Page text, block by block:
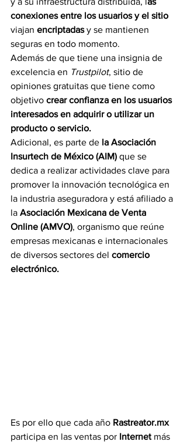
conexiones entre los usuarios y el sitio
viajan encriptadas y se mantienen
seguras en todo momento.
Además de que tiene una insignia de
excelencia en Trustpilot, sitio de
opiniones gratuitas que tiene como
objetivo crear confianza en los usuarios
interesados en adquirir o utilizar un
producto o servicio.
Adicional, es parte de la Asociación
Insurtech de México (AIM) que se
dedica a realizar actividades clave para
promover la innovación tecnológica en
la industria aseguradora y está afiliado a
la Asociación Mexicana de Venta
Online (AMVO), organismo que reúne
empresas mexicanas e internacionales
de diversos sectores del comercio
electrónico.
Es por ello que cada año Rastreator.mx
participa en las ventas por Internet más